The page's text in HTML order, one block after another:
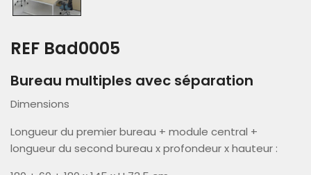
REF Bad0005
Bureau multiples avec séparation
Dimensions
Longueur du premier bureau + module central +
longueur du second bureau x profondeur x hauteur :